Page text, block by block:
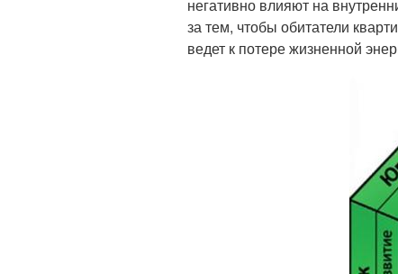
негативно влияют на
за тем, чтобы обитатели
ведет к потере жизненной